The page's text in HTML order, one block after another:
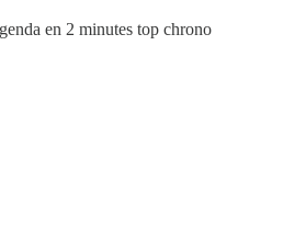
en 2 minutes top chrono